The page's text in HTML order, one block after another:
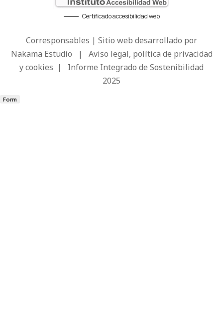
Certificado accesibilidad web
Corresponsables | Sitio web desarrollado por
Nakama Estudio | Aviso legal, política de privacidad
y cookies | Informe Integrado de Sostenibilidad
2025
Form